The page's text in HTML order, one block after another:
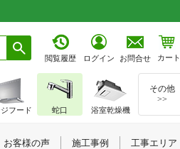
閲覧履歴 ログイン お問合せ カート
フード 蛇口 浴室乾燥機
その他
>>
お客様の声 施工事例 工事エリア